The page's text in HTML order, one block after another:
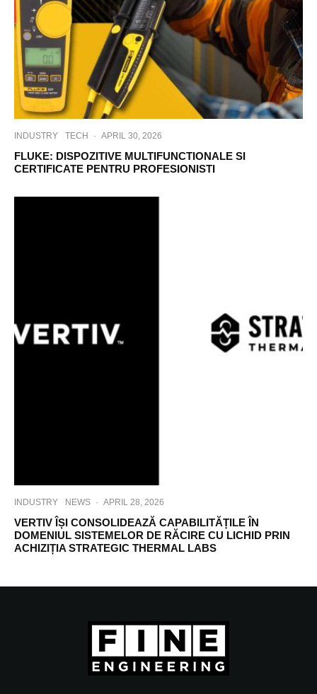
INDUSTRY TECH · APRIL 30, 2026
FLUKE: DISPOZITIVE MULTIFUNCTIONALE SI
CERTIFICATE PENTRU PROFESIONISTI
INDUSTRY NEWS · APRIL 28, 2026
VERTIV ÎȘI CONSOLIDEAZĂ CAPABILITĂȚILE ÎN
DOMENIUL SISTEMELOR DE RĂCIRE CU LICHID PRIN
ACHIZIȚIA STRATEGIC THERMAL LABS